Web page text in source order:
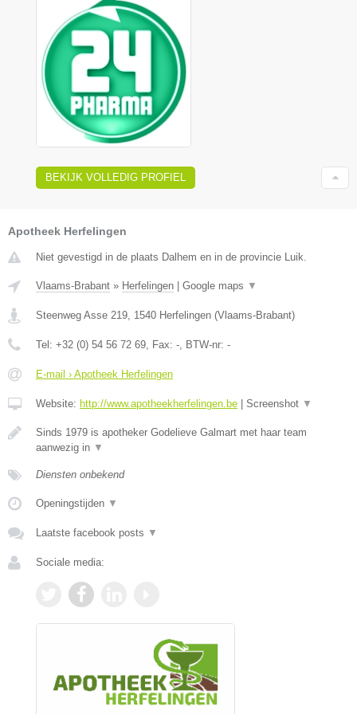
BEKIJK VOLLEDIG PROFIEL
Apotheek Herfelingen
Niet gevestigd in de plaats Dalhem en in de provincie Luik.
Vlaams-Brabant » Herfelingen Google maps ▼
Steenweg Asse 219 1540 Herfelingen (Vlaams-Brabant)
Tel: +32 (0) 54 56 72 69 , Fax: - , BTW-nr: -
E-mail › Apotheek Herfelingen
Website: http://www.apotheekherfelingen.be Screenshot ▼
Sinds 1979 is apotheker Godelieve Galmart met haar team
aanwezig in ▼
Diensten onbekend
Openingstijden ▼
Laatste facebook posts ▼
Sociale media: